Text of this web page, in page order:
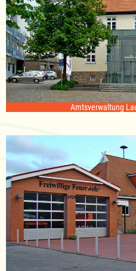
Amtsverwaltung